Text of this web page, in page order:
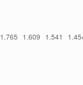
1.765 1.609 1.541